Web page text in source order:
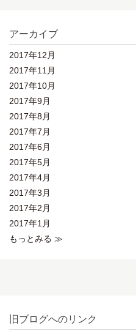
アーカイブ
2017年12月
2017年11月
2017年10月
2017年9月
2017年8月
2017年7月
2017年6月
2017年5月
2017年4月
2017年3月
2017年2月
2017年1月
もっとみる ≫
旧ブログへのリンク